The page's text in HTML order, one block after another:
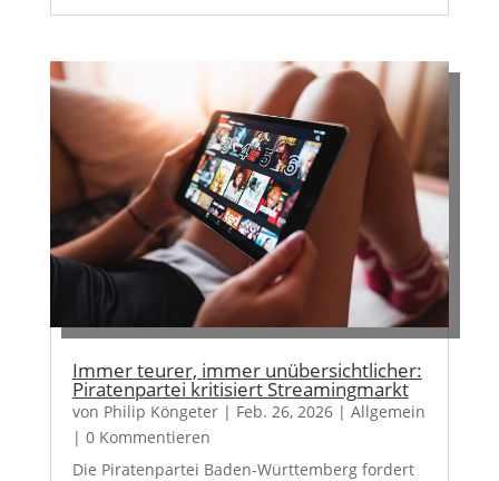
Immer teurer, immer unübersichtlicher:
Piratenpartei kritisiert Streamingmarkt
von Philip Köngeter| Feb. 26, 2026| Allgemein
| 0 Kommentieren
Die Piratenpartei Baden-Württemberg fordert